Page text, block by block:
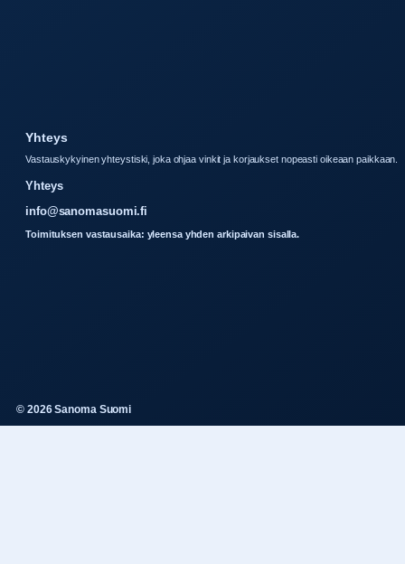
Yhteys
Vastauskykyinen yhteystiski, joka ohjaa vinkit ja korjaukset nopeasti oikeaan paikkaan.
Yhteys
info@sanomasuomi.fi
Toimituksen vastausaika: yleensa yhden arkipaivan sisalla.
© 2026 Sanoma Suomi